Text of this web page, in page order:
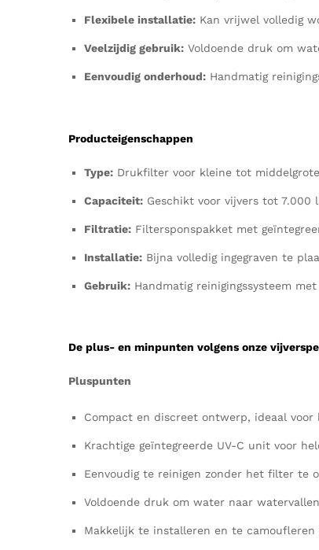
Flexibele installatie: Kan vrijwel volledig
Veelzijdig gebruik: Voldoende druk om
Eenvoudig onderhoud: Handmatig
Producteigenschappen
Type: Drukfilter voor kleine tot
Capaciteit: Geschikt voor vijvers tot
Filtratie: Filtersponspakket met
Installatie: Bijna volledig ingegraven te
Gebruik: Handmatig reinigingssysteem
De plus- en minpunten volgens onze
Pluspunten
Compact en discreet ontwerp, ideaal voor
Krachtige geïntegreerde UV-C unit voor
Eenvoudig te reinigen zonder het filter te
Voldoende druk om water naar
Makkelijk te installeren en te